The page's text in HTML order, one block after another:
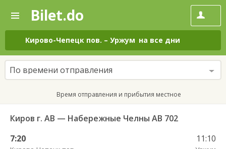
—
Поиск
и
покупка
билетов
на
автобус
онлайн
Bilet.do
Кирово-Чепецк пов. – Уржум на все дни
По времени отправления
Время отправления и прибытия местное
Киров г. АВ — Набережные Челны АВ 702
7:20
11:10